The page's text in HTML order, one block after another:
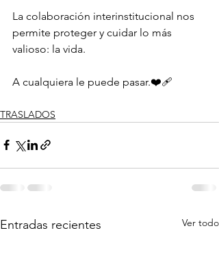
La colaboración interinstitucional nos
permite proteger y cuidar lo más
valioso: la vida.
A cualquiera le puede pasar.❤️‍🩹
TRASLADOS
Entradas recientes Ver todo